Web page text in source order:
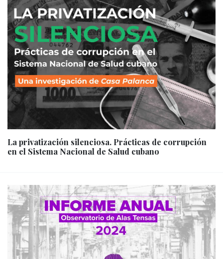
La privatización silenciosa. Prácticas de corrupción
en el Sistema Nacional de Salud cubano